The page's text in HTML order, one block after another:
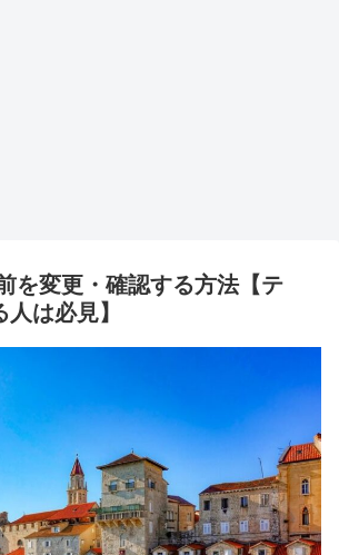
を変更・確認する方法【テ
は必見】